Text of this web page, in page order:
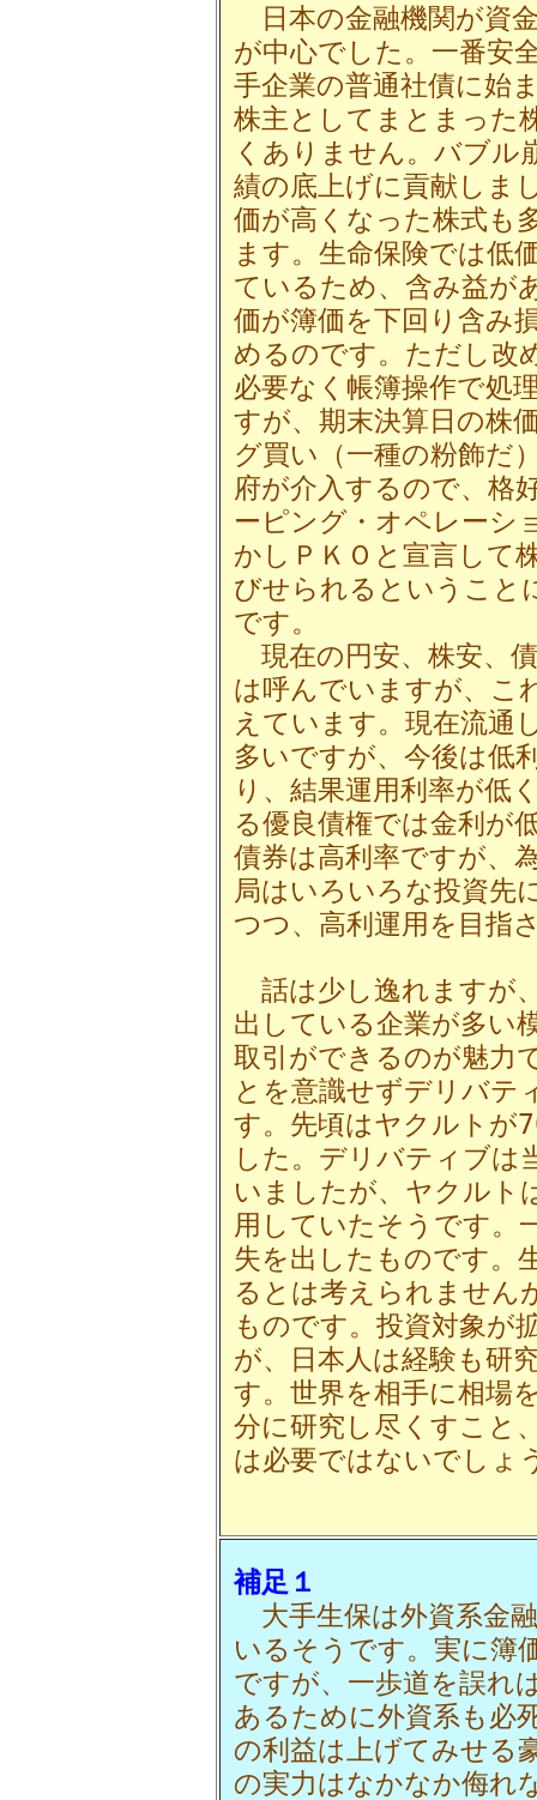
日本の金融機関が資
が中心でした。一番安
手企業の普通社債に始
株主としてまとまった
くありません。バブル
績の底上げに貢献しま
価が高くなった株式も
ます。生命保険では低
ているため、含み益が
価が簿価を下回り含み
めるのです。ただし改
必要なく帳簿操作で処
すが、期末決算日の株
グ買い（一種の粉飾だ
府が介入するので、格
ーピング・オペレーシ
かしＰＫＯと宣言して
びせられるということ
です。
現在の円安、株安、
は呼んでいますが、こ
えています。現在流通
多いですが、今後は低
り、結果運用利率が低
る優良債権では金利が
債券は高利率ですが、
局はいろいろな投資先
つつ、高利運用を目指
話は少し逸れますが
出している企業が多い
取引ができるのが魅力
とを意識せずデリバテ
す。先頃はヤクルトが
した。デリバティブは
いましたが、ヤクルト
用していたそうです。
失を出したものです。
るとは考えられません
ものです。投資対象が
が、日本人は経験も研
す。世界を相手に相場
分に研究し尽くすこと
は必要ではないでしょ
補足１
大手生保は外資系金
いるそうです。実に簿
ですが、一歩道を誤れ
あるために外資系も必
の利益は上げてみせる
の実力はなかなか侮れ